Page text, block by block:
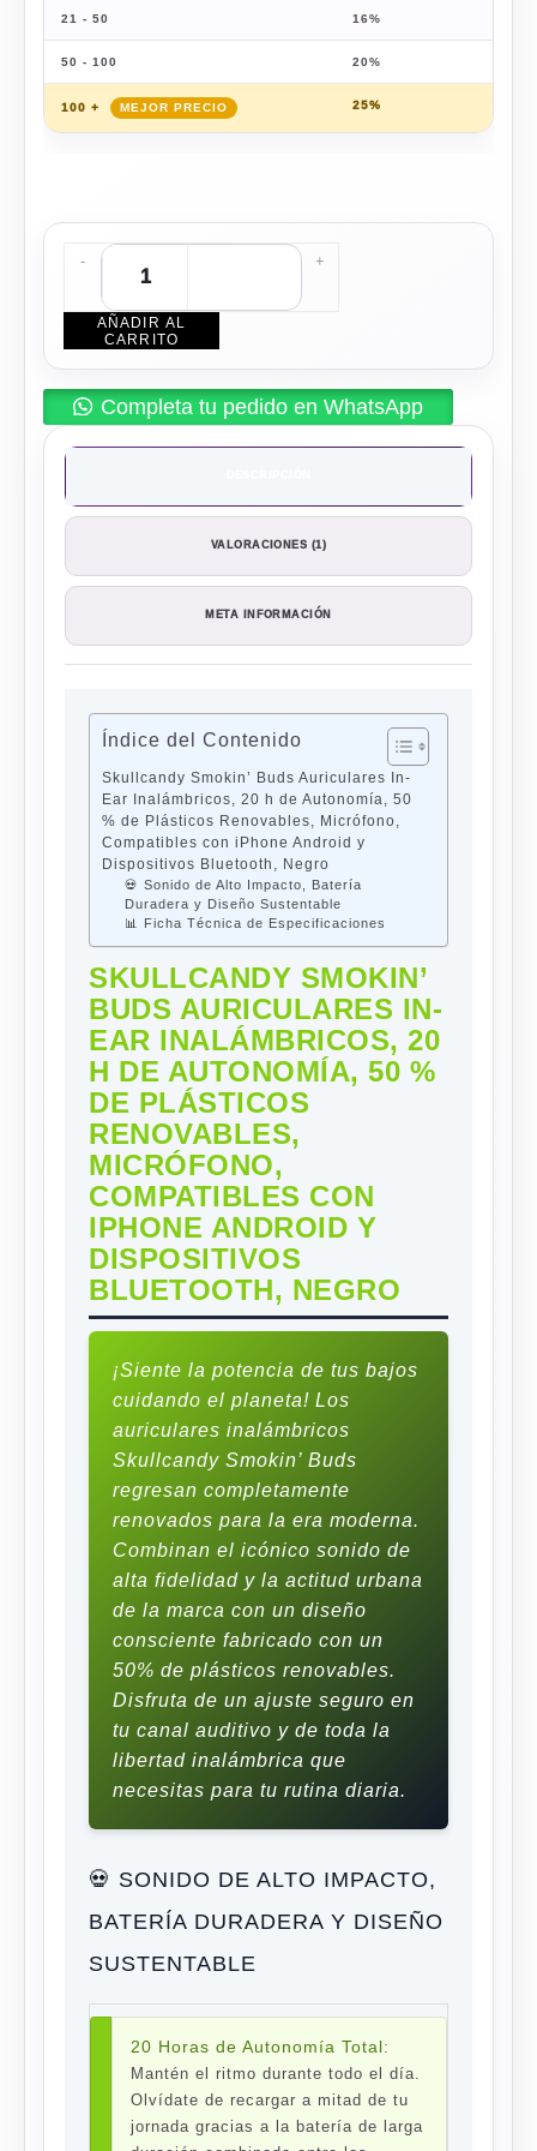
21 - 50 16%
50 - 100 20%
100 + 25%
- +
AÑADIR AL
CARRITO
Completa tu pedido en WhatsApp
VALORACIONES (1)
META INFORMACIÓN
Índice del Contenido
Skullcandy Smokin’ Buds Auriculares In-
Ear Inalámbricos, 20 h de Autonomía, 50
% de Plásticos Renovables, Micrófono,
Compatibles con iPhone Android y
Dispositivos Bluetooth, Negro
💀 Sonido de Alto Impacto, Batería
Duradera y Diseño Sustentable
📊 Ficha Técnica de Especificaciones
SKULLCANDY SMOKIN’
BUDS AURICULARES IN-
EAR INALÁMBRICOS, 20
H DE AUTONOMÍA, 50 %
DE PLÁSTICOS
RENOVABLES,
MICRÓFONO,
COMPATIBLES CON
IPHONE ANDROID Y
DISPOSITIVOS
BLUETOOTH, NEGRO
¡Siente la potencia de tus bajos
cuidando el planeta! Los
auriculares inalámbricos
Skullcandy Smokin’ Buds
regresan completamente
renovados para la era moderna.
Combinan el icónico sonido de
alta fidelidad y la actitud urbana
de la marca con un diseño
consciente fabricado con un
50% de plásticos renovables.
Disfruta de un ajuste seguro en
tu canal auditivo y de toda la
libertad inalámbrica que
necesitas para tu rutina diaria.
💀 SONIDO DE ALTO IMPACTO,
BATERÍA DURADERA Y DISEÑO
SUSTENTABLE
20 Horas de Autonomía Total:
Mantén el ritmo durante todo el día.
Olvídate de recargar a mitad de tu
jornada gracias a la batería de larga